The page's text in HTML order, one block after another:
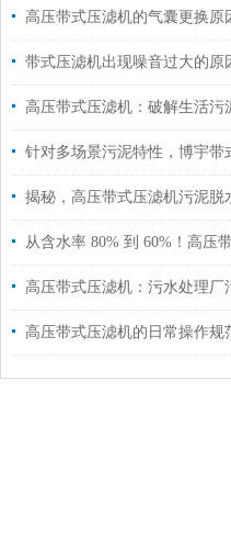
高压带式压滤机​的气囊更换原